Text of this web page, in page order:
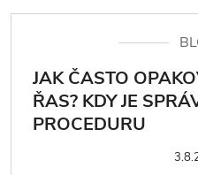
JAK ČASTO
ŘAS? KDY JE
PROCEDURU